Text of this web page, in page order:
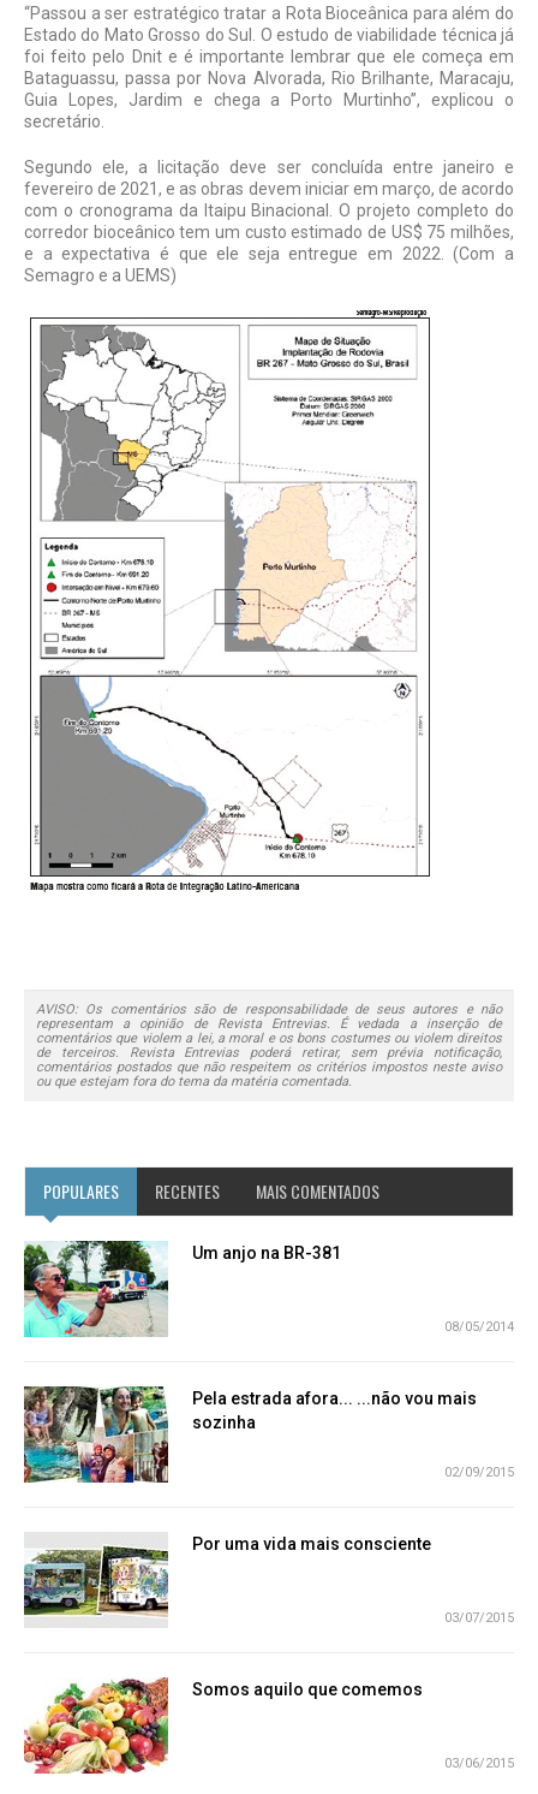
“Passou a ser estratégico tratar a Rota Bioceânica para além do
Estado do Mato Grosso do Sul. O estudo de viabilidade técnica já
foi feito pelo Dnit e é importante lembrar que ele começa em
Bataguassu, passa por Nova Alvorada, Rio Brilhante, Maracaju,
Guia Lopes, Jardim e chega a Porto Murtinho”, explicou o
secretário.
Segundo ele, a licitação deve ser concluída entre janeiro e
fevereiro de 2021, e as obras devem iniciar em março, de acordo
com o cronograma da Itaipu Binacional. O projeto completo do
corredor bioceânico tem um custo estimado de US$ 75 milhões,
e a expectativa é que ele seja entregue em 2022.(Com a
Semagro e a UEMS)
AVISO: Os comentários são de responsabilidade de seus autores e não
representam a opinião de Revista Entrevias. É vedada a inserção de
comentários que violem a lei, a moral e os bons costumes ou violem direitos
de terceiros. Revista Entrevias poderá retirar, sem prévia notificação,
comentários postados que não respeitem os critérios impostos neste aviso
ou que estejam fora do tema da matéria comentada.
POPULARES RECENTES MAIS COMENTADOS
Um anjo na BR-381
08/05/2014
Pela estrada afora... ...não vou mais
sozinha
02/09/2015
Por uma vida mais consciente
03/07/2015
Somos aquilo que comemos
03/06/2015